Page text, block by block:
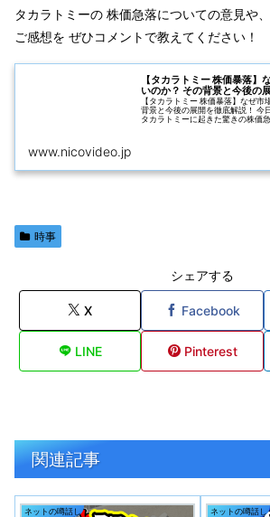
タカラトミーの 株価急落についての意見や
ご感想を ぜひコメントで教えてください！
【タカラトミー 株価暴落】
いのか？ その背景と今後の
【タカラトミー 株価暴落】なぜ
背景と今後の展開を徹底解説！ 今
タカラトミーに起きた驚きの株価
www.nicovideo.jp
時事
シェアする
X Facebook
LINE Pinterest
関連記事
ネットの噂話し ネットの噂話し